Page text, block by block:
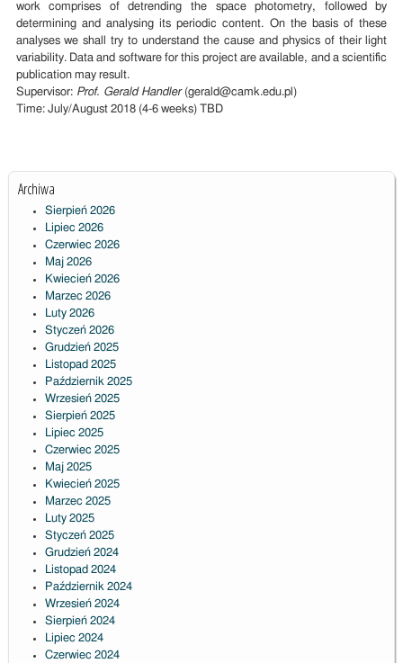
work comprises of detrending the space photometry, followed by
determining and analysing its periodic content. On the basis of these
analyses we shall try to understand the cause and physics of their light
variability. Data and software for this project are available, and a scientific
publication may result.
Supervisor: Prof. Gerald Handler(gerald@camk.edu.pl)
Time: July/August 2018 (4-6 weeks) TBD
Archiwa
Sierpień 2026
Lipiec 2026
Czerwiec 2026
Maj 2026
Kwiecień 2026
Marzec 2026
Luty 2026
Styczeń 2026
Grudzień 2025
Listopad 2025
Październik 2025
Wrzesień 2025
Sierpień 2025
Lipiec 2025
Czerwiec 2025
Maj 2025
Kwiecień 2025
Marzec 2025
Luty 2025
Styczeń 2025
Grudzień 2024
Listopad 2024
Październik 2024
Wrzesień 2024
Sierpień 2024
Lipiec 2024
Czerwiec 2024